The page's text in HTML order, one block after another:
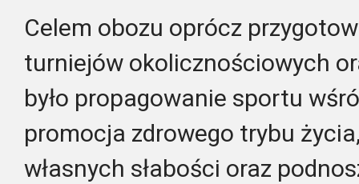
Celem obozu oprócz
turniejów okolicznościowych
było propagowanie sportu
promocja zdrowego trybu
własnych słabości oraz